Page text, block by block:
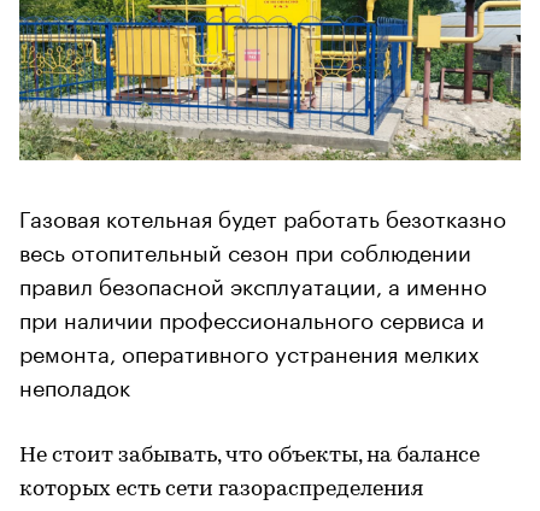
Газовая котельная будет работать безотказно
весь отопительный сезон при соблюдении
правил безопасной эксплуатации, а именно
при наличии профессионального сервиса и
ремонта, оперативного устранения мелких
неполадок
Не стоит забывать, что объекты, на балансе
которых есть сети газораспределения